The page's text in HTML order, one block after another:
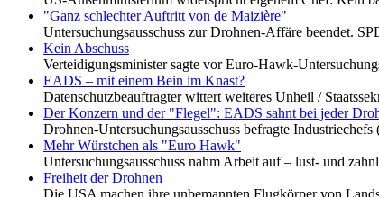
"Ganz schlechter Auftritt von de Maizière"
Untersuchungsausschuss zur Drohnen-Affäre beendet.
Kein Abschuss
Verteidigungsminister sagte vor Euro-Hawk-
EADS – mit einem Bein im Knast?
Datenschutzbeauftragter wittert weiteres Unheil /
Der Konzern und der "Flegel": EADS sahnt bei jeder
Drohnen-Untersuchungsausschuss befragte
Mehr Würstchen als "Euro Hawk"
Untersuchungsausschuss nahm Arbeit auf – lust- und
Freiheit der Drohnen
Die USA machen ihre unbemannten Flugkörper von